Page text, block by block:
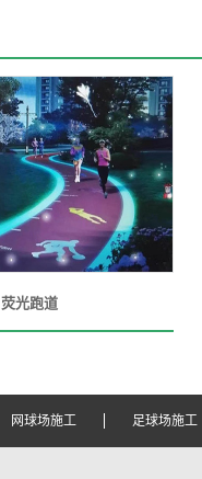
荧光跑道
网球场施工 足球场施工